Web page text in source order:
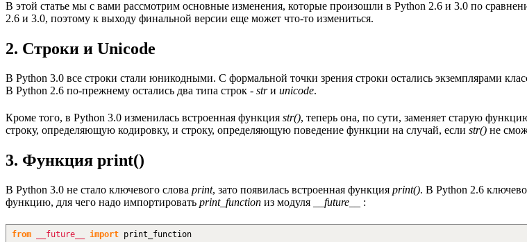
В этой статье мы с вами рассмотрим основные изменения, которые произошли в Python 2.6 и 3.0 по
2.6 и 3.0, поэтому к выходу финальной версии еще может что-то измениться.
2. Строки и Unicode
В Python 3.0 все строки стали юникодными. С формальной точки зрения строки остались экземплярами
В Python 2.6 по-прежнему остались два типа строк - strи unicode.
Кроме того, в Python 3.0 изменилась встроенная функция str(), теперь она, по сути, заменяет старую
строку, определяющую кодировку, и строку, определяющую поведение функции на случай, если str() не
3. Функция print()
В Python 3.0 не стало ключевого слова print, зато появилась встроенная функция print(). В Python 2.6
функцию, для чего надо импортировать print_function из модуля __future__ :
from __future__ import print_function